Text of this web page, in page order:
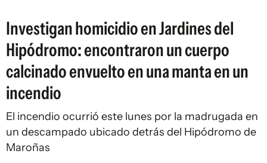
Investigan homicidio en Jardines del
Hipódromo: encontraron un cuerpo
calcinado envuelto en una manta en un
incendio
El incendio ocurrió este lunes por la madrugada en
un descampado ubicado detrás del Hipódromo de
Maroñas